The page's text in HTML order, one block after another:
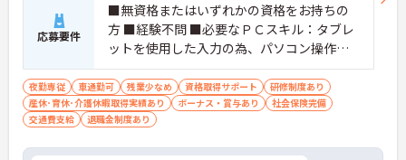
応募要件
■無資格またはいずれかの資格をお持ちの
方 ■経験不問 ■必要なＰＣスキル：タブレ
ットを使用した入力の為、パソコン操作が
ありません。携帯電話と操作方法が同じで
す。
夜勤専従 車通勤可 残業少なめ 資格取得サポート
研修制度あり
産休･育休･介護休暇取得実績あり
ボーナス・賞与あり
社会保険完備
交通費支給
退職金制度あり